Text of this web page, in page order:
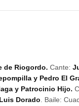
de Riogordo.Cante:
y Pedro El
y Patrocinio Hijo.
Dorado . Baile: